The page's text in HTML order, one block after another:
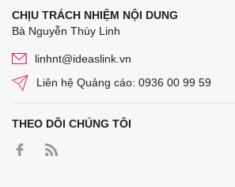
CHỊU TRÁCH NHIỆM NỘI DUNG
Bà Nguyễn Thùy Linh
linhnt@ideaslink.vn
Liên hệ Quảng cáo: 0936 00 99 59
THEO DÕI CHÚNG TÔI